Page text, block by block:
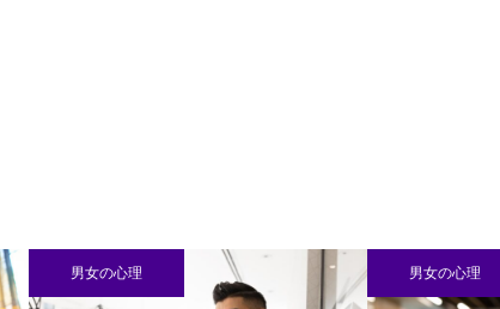
男女の心理 男女の心理